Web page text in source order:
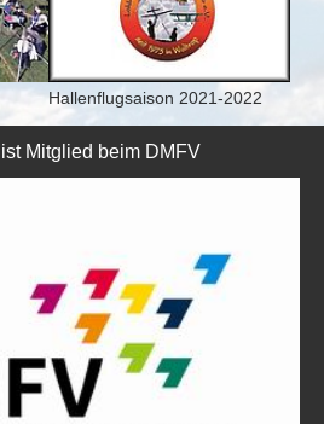
Hallenflugsaison 2021-2022
Mitglied beim DMFV